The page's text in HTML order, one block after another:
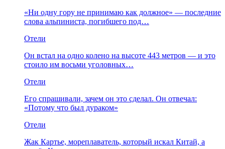
«Ни одну гору не принимаю как должное» — последние
слова альпиниста, погибшего под…
Отели
Он встал на одно колено на высоте 443 метров — и это
стоило им восьми уголовных…
Отели
Его спрашивали, зачем он это сделал. Он отвечал:
«Потому что был дураком»
Отели
Жак Картье, мореплаватель, который искал Китай, а